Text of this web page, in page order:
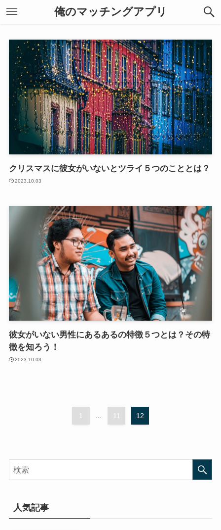
俺のマッチングアプリ
クリスマスに彼女がいないとツライ５つのこととは？
2023.10.03
彼女がいない男性にあるあるの特徴５つとは？その特
徴を知ろう！
2023.10.03
1 11 12
人気記事